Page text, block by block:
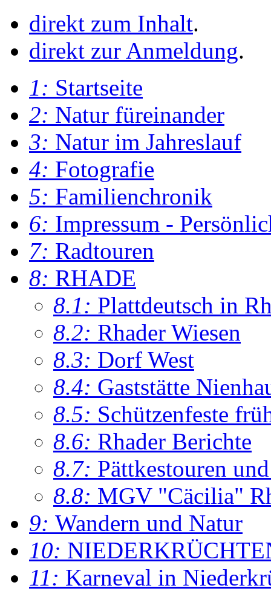
direkt zum Inhalt.
direkt zur Anmeldung.
1: Startseite
2: Natur füreinander
3: Natur im Jahreslauf
4: Fotografie
5: Familienchronik
6: Impressum -
7: Radtouren
8: RHADE
8.1: Plattdeutsch in
8.2: Rhader Wiesen
8.3: Dorf West
8.4: Gaststätte
8.5: Schützenfeste
8.6: Rhader Berichte
8.7: Pättkestouren
8.8: MGV "Cäcilia"
9: Wandern und Natur
10:
11: Karneval in